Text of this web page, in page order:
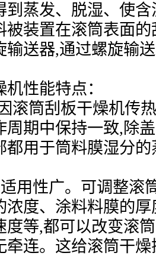
到蒸发、脱湿、使
被装置在滚筒表面
输送器,通过螺旋输
性能特点：
滚筒刮板干燥机传
周期中保持一致,除
都用于筒料膜湿分
用性广。可调整滚
浓度、涂料料膜的
度等,都可以改变滚
牵连。这给滚筒干